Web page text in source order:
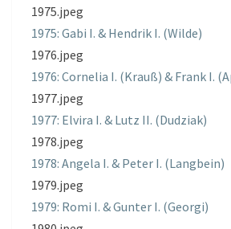
1975.jpeg
1975: Gabi I. & Hendrik I. (Wilde)
1976.jpeg
1976: Cornelia I. (Krauß) & Frank I.
1977.jpeg
1977: Elvira I. & Lutz II. (Dudziak)
1978.jpeg
1978: Angela I. & Peter I. (Langbein)
1979.jpeg
1979: Romi I. & Gunter I. (Georgi)